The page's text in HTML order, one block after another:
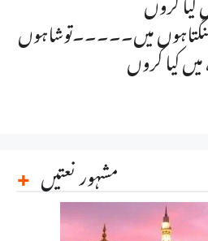
میں۔۔۔۔۔توشاہوں
کیا کروں
مشہور نعتیں